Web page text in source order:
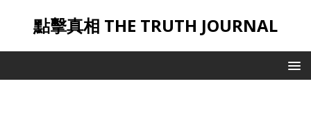
點擊真相 THE TRUTH JOURNAL